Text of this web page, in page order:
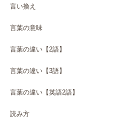
言い換え
言葉の意味
言葉の違い【2語】
言葉の違い【3語】
言葉の違い【英語2語】
読み方